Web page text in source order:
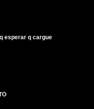
esperar q cargue